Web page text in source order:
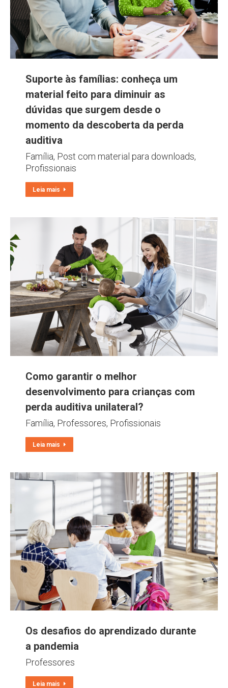
Suporte às famílias: conheça um
material feito para diminuir as
dúvidas que surgem desde o
momento da descoberta da perda
auditiva
Família, Post com material para downloads,
Profissionais
Leia mais
Como garantir o melhor
desenvolvimento para crianças com
perda auditiva unilateral?
Família, Professores, Profissionais
Leia mais
Os desafios do aprendizado durante
a pandemia
Professores
Leia mais